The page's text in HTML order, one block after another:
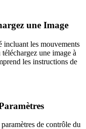
une Image
incluant les mouvements
une image à
les instructions de
de contrôle du